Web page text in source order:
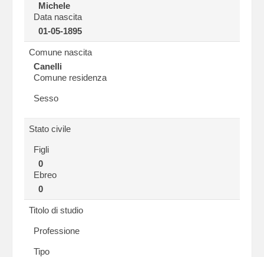
Michele
Data nascita
01-05-1895
Comune nascita
Canelli
Comune residenza
Sesso
Stato civile
Figli
0
Ebreo
0
Titolo di studio
Professione
Tipo